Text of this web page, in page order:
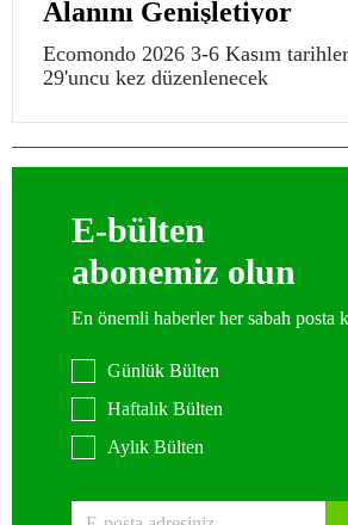
Alanını Genişletiyor
Ecomondo 2026 3-6 Kasım
29'uncu kez düzenlenecek
E-bülten
abonemiz olun
En önemli haberler her sabah
Günlük Bülten
Haftalık Bülten
Aylık Bülten